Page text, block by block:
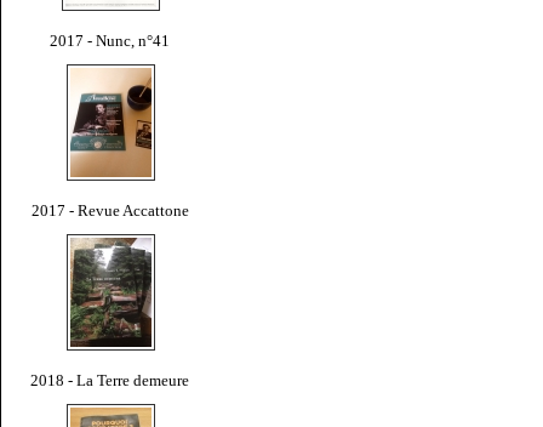
2017 - Nunc, n°41
2017 - Revue Accattone
2018 - La Terre demeure